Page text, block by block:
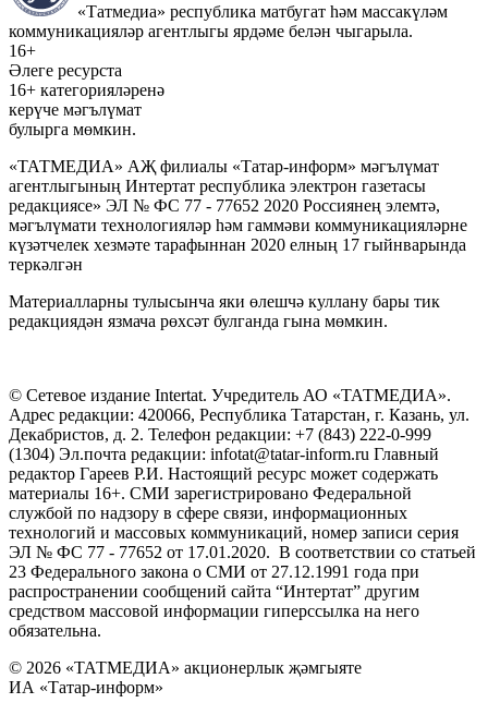
«Татмедиа» республика матбугат һәм массакүләм
коммуникацияләр агентлыгы ярдәме белән чыгарыла.
16+
Әлеге ресурста
16+ категорияләренә
керүче мәгълүмат
булырга мөмкин.
«ТАТМЕДИА» АҖ филиалы «Татар-информ» мәгълүмат
агентлыгының Интертат республика электрон газетасы
редакциясе» ЭЛ № ФС 77 - 77652 2020 Россиянең элемтә,
мәгълүмати технологияләр һәм гаммәви коммуникацияләрне
күзәтчелек хезмәте тарафыннан 2020 елның 17 гыйнварында
теркәлгән
Материалларны тулысынча яки өлешчә куллану бары тик
редакциядән язмача рөхсәт булганда гына мөмкин.
© Сетевое издание Intertat. Учредитель АО «ТАТМЕДИА».
Адрес редакции: 420066, Республика Татарстан, г. Казань, ул.
Декабристов, д. 2. Телефон редакции: +7 (843) 222-0-999
(1304) Эл.почта редакции: infotat@tatar-inform.ru Главный
редактор Гареев Р.И. Настоящий ресурс может содержать
материалы 16+. СМИ зарегистрировано Федеральной
службой по надзору в сфере связи, информационных
технологий и массовых коммуникаций, номер записи серия
ЭЛ № ФС 77 - 77652 от 17.01.2020. В соответствии со статьей
23 Федерального закона о СМИ от 27.12.1991 года при
распространении сообщений сайта “Интертат” другим
средством массовой информации гиперссылка на него
обязательна.
© 2026 «ТАТМЕДИА» акционерлык җәмгыяте
ИА «Татар-информ»